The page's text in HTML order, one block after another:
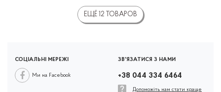
ЕЩЁ 12 ТОВАРОВ
СОЦІАЛЬНІ МЕРЕЖІ
Ми на Facebook
ЗВ'ЯЗАТИСЯ З НАМИ
+38 044 334 6464
Допоможіть нам стати краще